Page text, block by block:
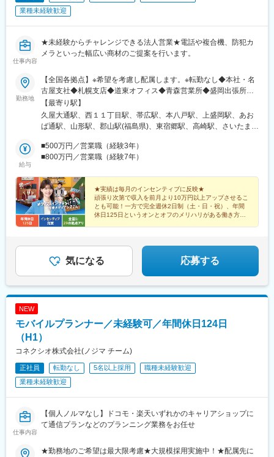
す。
も力を入れています。
こうした製品品質とアフターサポートの評価により、酪農家の方
■研修
担当エリアの先輩社員からの長期的なOJTや定期的な研修を行っ
ています。
1年目は補助的な仕事を、2年目以降は徐々にメインの仕事を任せ
での実地研修や勉強会にも参加いただきます。
・作業は日中から夕方が中心で、夜間の呼び出しはなく、不規則
な勤務にはなりません。緊急時の土日作業には代休を取得いただ
きます。
・社用車による直行直帰が基本です。栃木を拠点に東北～東海・
北陸までを日帰りまたは泊まり（月10日程度）で訪問します。
・技術職は全国で6名。関東エリアでは経験豊富なスタッフのも
と、実務を通じて技術を習得できます。
・営業メンバーも含めた全体会議や大規模な工事対応など、他部
署と協力する機会も多く、コミュニケーションを取りやすい職場
です。
変更の範囲：会社の定める業務
業種未経験歓迎
仕事内容
★未経験からチャレンジできる法人営業★電話や複合機、防犯カ
メラといった幅広い商材のご提案を行います。
勤務地
【全国各拠点】※希望を考慮し配属します。※転勤なし◆本社・名
古屋支社◆札幌支店◆道東オフィス◆青森営業所◆盛岡出張所◆
東北支店◆山形出張所◆郡山営業所◆北関東支店◆高崎支店◆埼
玉支店◆千葉支店◆東京支店◆東京第2支店◆横浜支店◆新潟支店
◆北陸支店◆長野支店◆静岡支店◆豊橋オフィス◆三重営業所◆
業所◆熊本営業所◆九州支店※オフィス内禁煙・分煙
【最寄り駅】
久屋大通駅、西１１丁目駅、帯広駅、本八戸駅、上盛岡駅、あお
ば通駅、山形駅、郡山駅(福島県)、東宿郷駅、高崎駅、さいたま新
北鉄金沢駅、松本駅、静岡駅、新豊橋駅、津駅、阿波座駅、神戸
三宮駅(阪神)、岡山駅前駅、胡町駅、本町三丁目駅、瓦町駅、西辛
園前駅、京成千葉駅、淡路町駅、西国立駅、神奈川駅、金沢駅、
西松本駅、新静岡駅、豊橋駅、本町駅、三宮・花時計前駅、岡山
駅、八丁堀駅(広島県)、本町四丁目駅、片原町駅(香川県)、慶徳校
前駅、栄町駅(愛知県)、西１５丁目駅、広瀬通駅、宇都宮駅東口
駅、葭川公園駅、小川町駅(東京都)、立川南駅、反町駅、日吉町
山町駅、古町駅、辛島町駅
給与
■500万円／営業職（経験3年）
■800万円／営業職（経験7年）
★実績は毎月のインセンティブに反映★
頑張り次第で収入を前月より10万円以上アップさせるこ
とも可能！一方で完全週休2日制（土・日・祝）、年間
休日125日というオンとオフのメリハリがある働き方を
気になる 応募する
NEW
モバイルプランナー／未経験可／年間休日124日
（H1）
コネクシオ株式会社(ノジマ チーム)
正社員 転勤なし 5名以上採用
職種未経験歓迎
業種未経験歓迎
仕事内容
【個人ノルマなし】ドコモ・楽天いずれかのキャリアショップに
て通信プランなどのプランニング業務をお任せ
★勤務地のご希望は最大限考慮★大規模採用実施中！★配属先に